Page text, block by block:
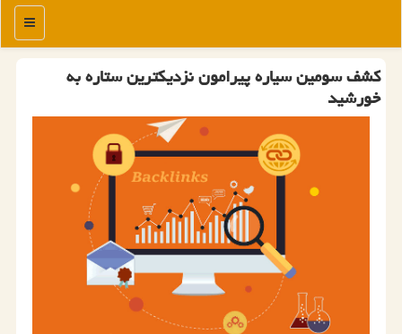
منو
کشف سومین سیاره پیرامون نزدیکترین ستاره به
خورشید